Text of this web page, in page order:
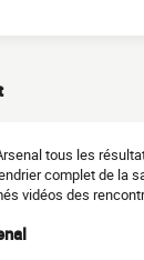
tous les
complet de la
vidéos des